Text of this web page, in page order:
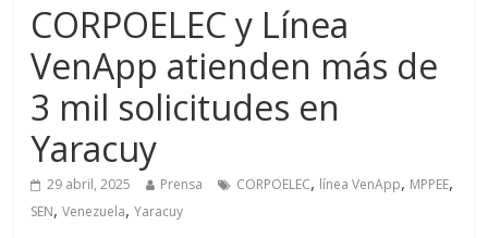
CORPOELEC y Línea
VenApp atienden más de
3 mil solicitudes en
Yaracuy
29 abril, 2025 Prensa CORPOELEC, línea VenApp, MPPEE,
SEN,Venezuela,Yaracuy